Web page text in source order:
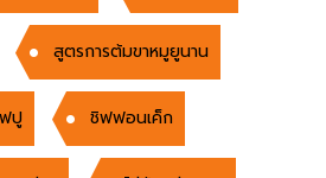
สูตรการต้มขาหมูยูนาน
ปู ชิฟฟอนเค็ก